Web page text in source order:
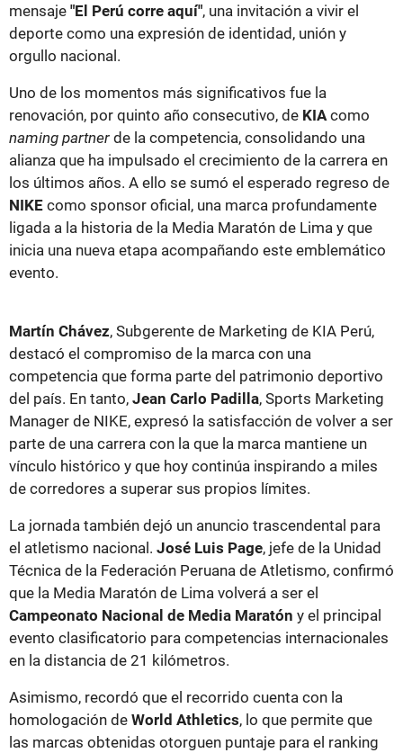
mensaje "El Perú corre aquí", una invitación a vivir el
deporte como una expresión de identidad, unión y
orgullo nacional.
Uno de los momentos más significativos fue la
renovación, por quinto año consecutivo, de KIA como
naming partner de la competencia, consolidando una
alianza que ha impulsado el crecimiento de la carrera en
los últimos años. A ello se sumó el esperado regreso de
NIKE como sponsor oficial, una marca profundamente
ligada a la historia de la Media Maratón de Lima y que
inicia una nueva etapa acompañando este emblemático
evento.
Martín Chávez, Subgerente de Marketing de KIA Perú,
destacó el compromiso de la marca con una
competencia que forma parte del patrimonio deportivo
del país. En tanto, Jean Carlo Padilla, Sports Marketing
Manager de NIKE, expresó la satisfacción de volver a ser
parte de una carrera con la que la marca mantiene un
vínculo histórico y que hoy continúa inspirando a miles
de corredores a superar sus propios límites.
La jornada también dejó un anuncio trascendental para
el atletismo nacional. José Luis Page, jefe de la Unidad
Técnica de la Federación Peruana de Atletismo, confirmó
que la Media Maratón de Lima volverá a ser el
Campeonato Nacional de Media Maratón y el principal
evento clasificatorio para competencias internacionales
en la distancia de 21 kilómetros.
Asimismo, recordó que el recorrido cuenta con la
homologación de World Athletics, lo que permite que
las marcas obtenidas otorguen puntaje para el ranking